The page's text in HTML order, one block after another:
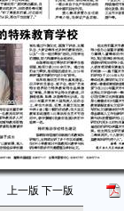
上一版 下一版